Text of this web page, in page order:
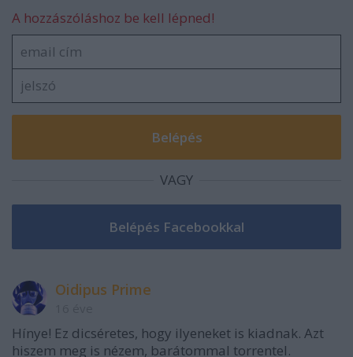
A hozzászóláshoz be kell lépned!
VAGY
Oidipus Prime
Hínye! Ez dicséretes, hogy ilyeneket is kiadnak. Azt
hiszem meg is nézem, barátommal torrentel.